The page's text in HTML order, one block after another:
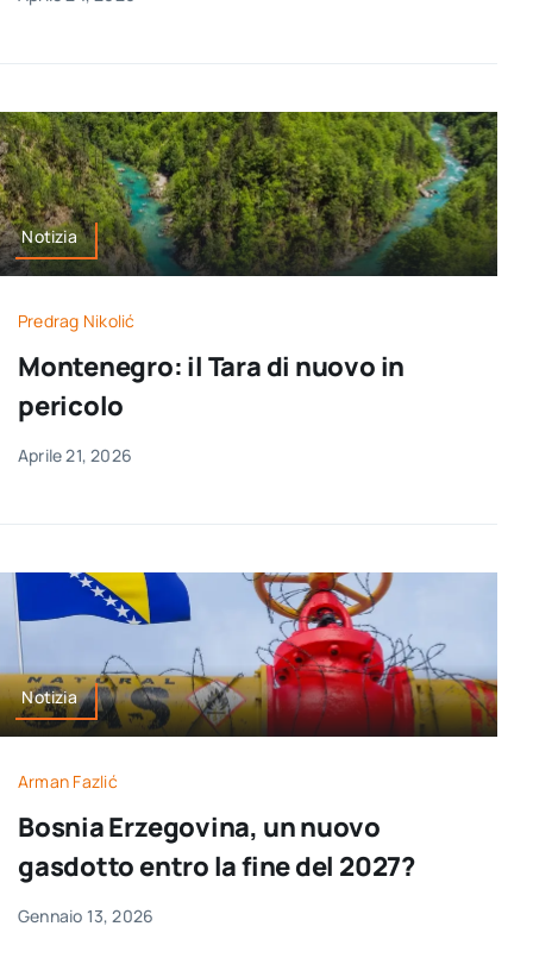
Notizia
Predrag Nikolić
Montenegro: il Tara di nuovo in
pericolo
Aprile 21, 2026
Notizia
Arman Fazlić
Bosnia Erzegovina, un nuovo
gasdotto entro la fine del 2027?
Gennaio 13, 2026